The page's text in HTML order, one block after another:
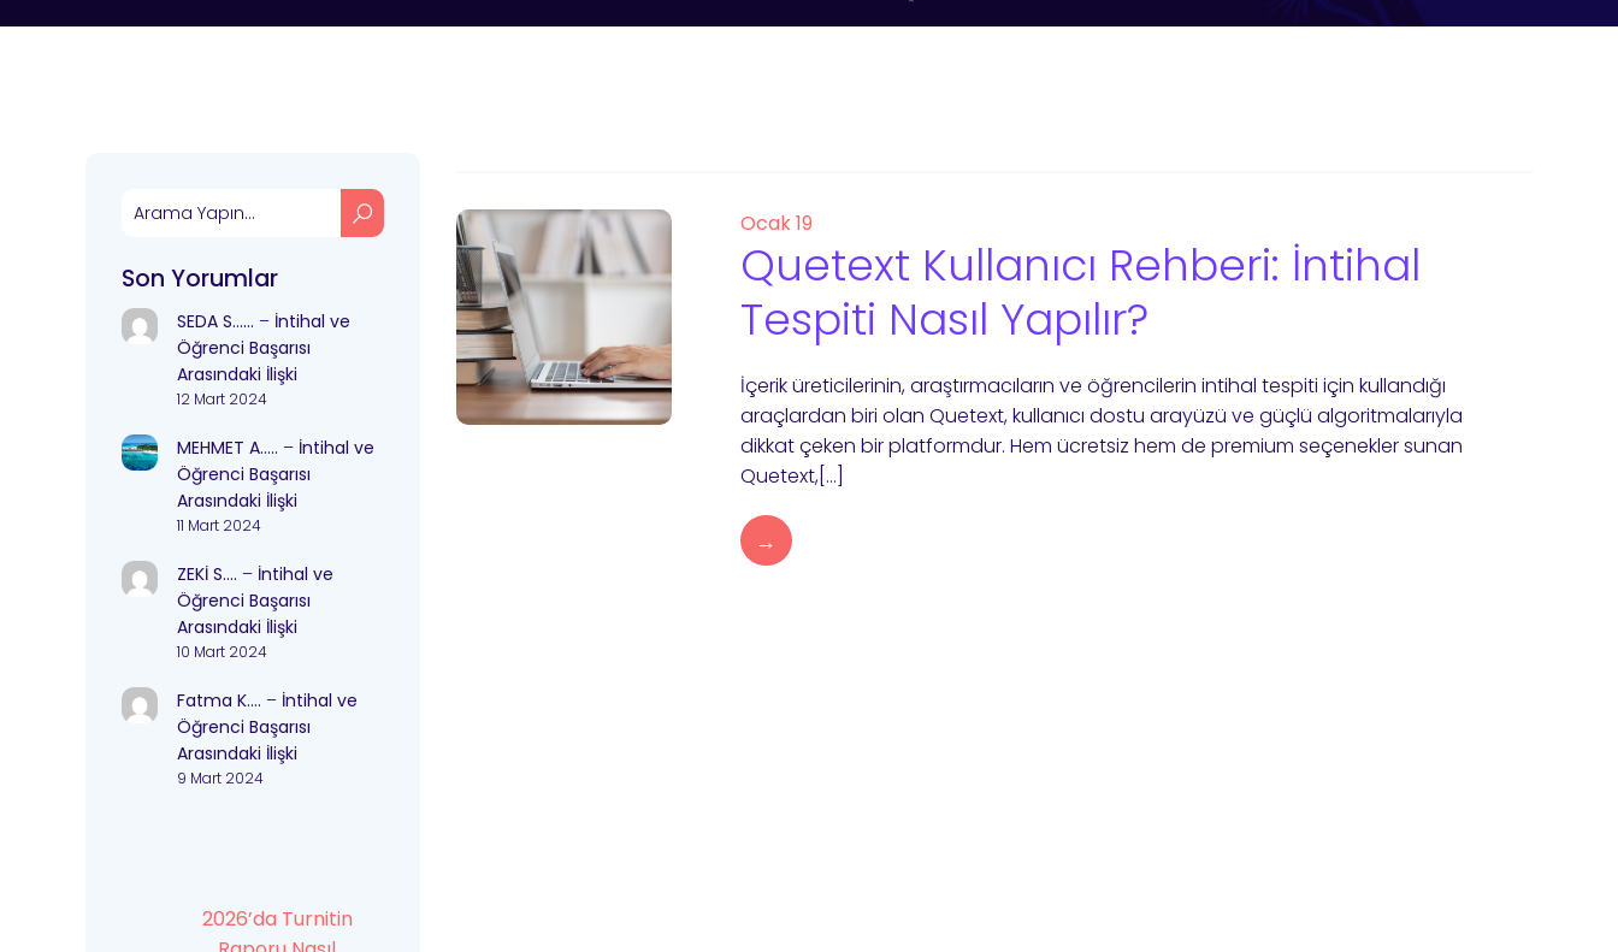
Son Yorumlar
SEDA S…… – İntihal ve
Öğrenci Başarısı
Arasındaki İlişki
12 Mart 2024
MEHMET A….. – İntihal ve
Öğrenci Başarısı
Arasındaki İlişki
11 Mart 2024
ZEKİ S…. – İntihal ve
Öğrenci Başarısı
Arasındaki İlişki
10 Mart 2024
Fatma K…. – İntihal ve
Öğrenci Başarısı
Arasındaki İlişki
9 Mart 2024
2026’da Turnitin
Ocak 19
Quetext Kullanıcı Rehberi: İntihal
Tespiti Nasıl Yapılır?
İçerik üreticilerinin, araştırmacıların ve öğrencilerin intihal tespiti için kullandığı
araçlardan biri olan Quetext, kullanıcı dostu arayüzü ve güçlü algoritmalarıyla
dikkat çeken bir platformdur. Hem ücretsiz hem de premium seçenekler sunan
Quetext,[…]
→